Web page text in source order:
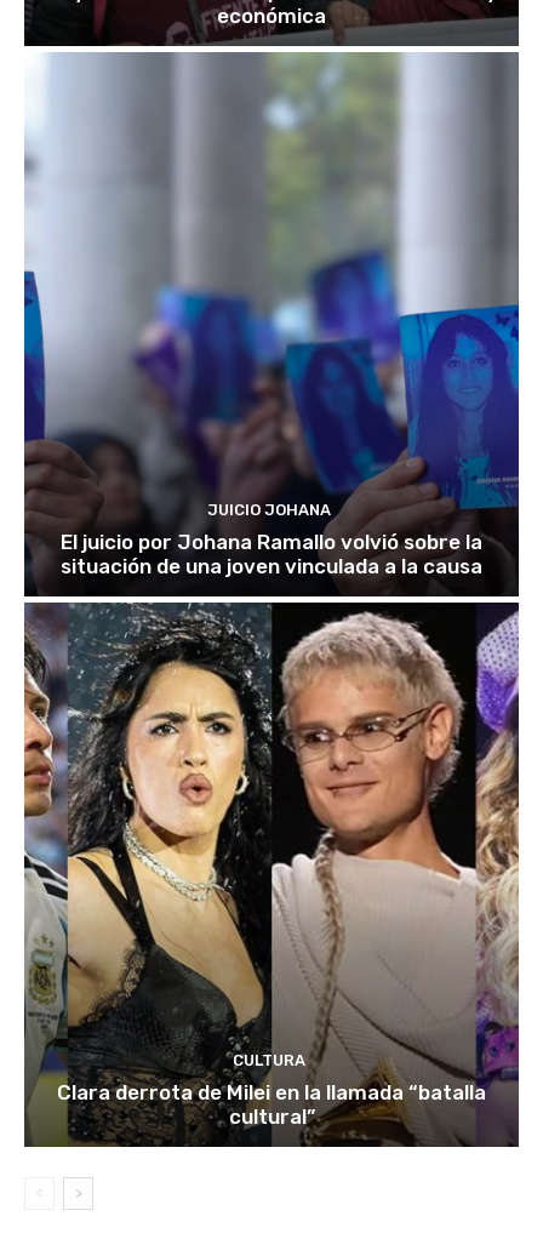
económica
JUICIO JOHANA
El juicio por Johana Ramallo volvió sobre la
situación de una joven vinculada a la causa
CULTURA
Clara derrota de Milei en la llamada “batalla
cultural”